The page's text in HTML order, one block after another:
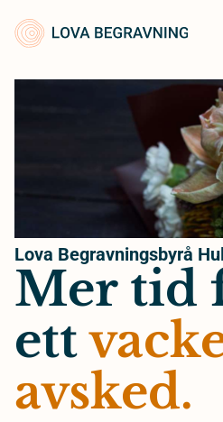
content
Lova Begravningsbyrå
Mer tid
ett
avsked.